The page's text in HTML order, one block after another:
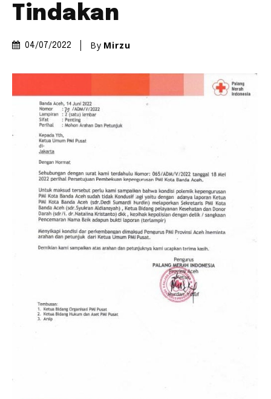
Tindakan
04/07/2022 By Mirzu